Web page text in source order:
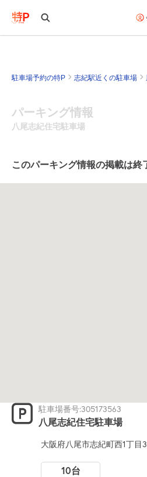
駐車場予約の特P 志紀駅近くの駐車場
パーキング情報
八尾志紀住宅駐車場
このパーキング情報の掲載は終
駐車場番号:305173563
八尾志紀住宅駐車場
大阪府八尾市志紀町西1丁目
10台